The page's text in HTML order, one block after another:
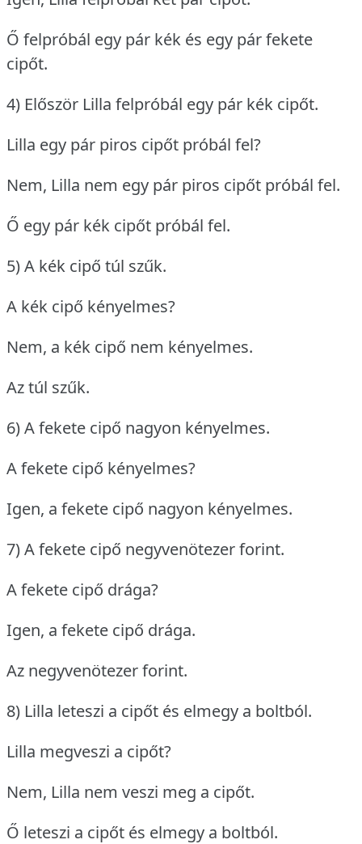
Ő felpróbál egy pár kék és egy pár fekete
cipőt.
4) Először Lilla felpróbál egy pár kék cipőt.
Lilla egy pár piros cipőt próbál fel?
Nem, Lilla nem egy pár piros cipőt próbál fel.
Ő egy pár kék cipőt próbál fel.
5) A kék cipő túl szűk.
A kék cipő kényelmes?
Nem, a kék cipő nem kényelmes.
Az túl szűk.
6) A fekete cipő nagyon kényelmes.
A fekete cipő kényelmes?
Igen, a fekete cipő nagyon kényelmes.
7) A fekete cipő negyvenötezer forint.
A fekete cipő drága?
Igen, a fekete cipő drága.
Az negyvenötezer forint.
8) Lilla leteszi a cipőt és elmegy a boltból.
Lilla megveszi a cipőt?
Nem, Lilla nem veszi meg a cipőt.
Ő leteszi a cipőt és elmegy a boltból.